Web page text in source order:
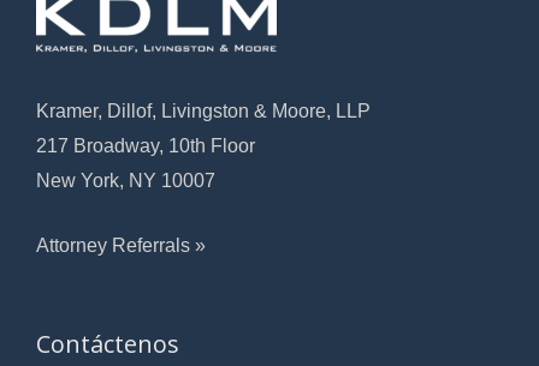
Kramer, Dillof, Livingston & Moore, LLP
217 Broadway, 10th Floor
New York, NY 10007
Attorney Referrals »
Contáctenos